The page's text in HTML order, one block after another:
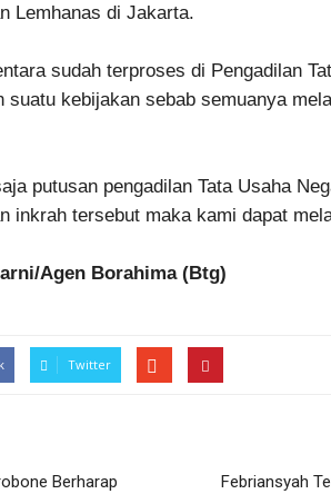
Lemhanas di Jakarta.
sudah terproses di Pengadilan
suatu kebijakan sebab semuanya
putusan pengadilan Tata Usaha
inkrah tersebut maka kami dapat
Agen Borahima (Btg)
Twitter
Berharap
Febriansyah